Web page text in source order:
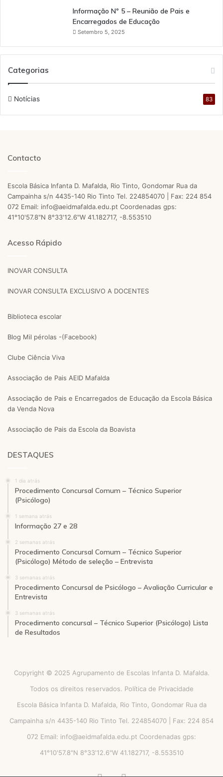
Informação Nº 5 – Reunião de Pais e
Encarregados de Educação
Setembro 5, 2025
Categorias
Notícias 83
Contacto
Escola Básica Infanta D. Mafalda, Rio Tinto, Gondomar Rua da
Campainha s/n 4435-140 Rio Tinto Tel. 224854070 | Fax: 224 854
072 Email: info@aeidmafalda.edu.pt Coordenadas gps:
41°10'57.8"N 8°33'12.6"W 41.182717, -8.553510
Acesso Rápido
INOVAR CONSULTA
INOVAR CONSULTA EXCLUSIVO A DOCENTES
Biblioteca escolar
Blog Mil pérolas -(Facebook)
Clube Ciência Viva
Associação de Pais AEID Mafalda
Associação de Pais e Encarregados de Educação da Escola Básica
da Venda Nova
Associação de Pais da Escola da Boavista
DESTAQUES
1 dia atrás
Procedimento Concursal Comum – Técnico Superior
(Psicólogo)
1 semana atrás
Informação 27 e 28
2 semanas atrás
Procedimento Concursal Comum – Técnico Superior
(Psicólogo) Método de seleção – Entrevista
3 semanas atrás
Procedimento Concursal de Psicólogo – Avaliação Curricular e
Entrevista
3 semanas atrás
Procedimento concursal – Técnico Superior (Psicólogo) Lista
de Resultados
Copyright © 2025 Agrupamento de Escolas Infanta D. Mafalda.
Todos os direitos reservados. Política de Privacidade
Escola Básica Infanta D. Mafalda, Rio Tinto, Gondomar Rua da
Campainha s/n 4435-140 Rio Tinto Tel. 224854070 | Fax: 224 854
072 Email: info@aeidmafalda.edu.pt Coordenadas gps:
41°10'57.8"N 8°33'12.6"W 41.182717, -8.553510